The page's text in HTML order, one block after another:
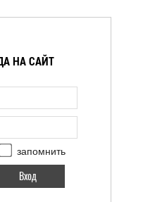
НА САЙТ
запомнить